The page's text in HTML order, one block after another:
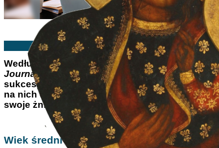
Edwin Benson | 24/02/2025
Według niedawnego artykułu wWall Street
Journal, wielu młodych ludzi odnoszących
sukcesy czuje się staro.
Presja życia mocno
na nich ciąży, a chaotyczny styl życia zbiera
swoje żniwo.
Wiek średni po trzydziestce?